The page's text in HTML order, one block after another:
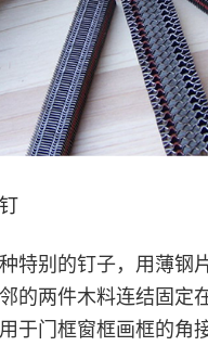
特别的钉子，用薄钢
的两件木料连结固定
于门框窗框画框的角